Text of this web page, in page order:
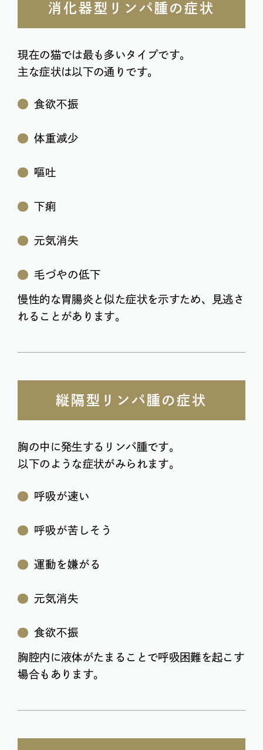
消化器型リンパ腫の症状
現在の猫では最も多いタイプです。
主な症状は以下の通りです。
食欲不振
体重減少
嘔吐
下痢
元気消失
毛づやの低下
慢性的な胃腸炎と似た症状を示すため、見逃さ
れることがあります。
縦隔型リンパ腫の症状
胸の中に発生するリンパ腫です。
以下のような症状がみられます。
呼吸が速い
呼吸が苦しそう
運動を嫌がる
元気消失
食欲不振
胸腔内に液体がたまることで呼吸困難を起こす
場合もあります。